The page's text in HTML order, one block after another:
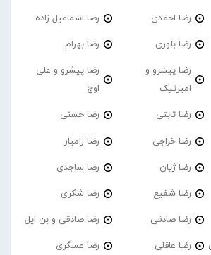
رضا احمدی رضا اسماعیل زاده
رضا بلوری رضا بهرام
رضا پیشرو و
امیرتیک
رضا پیشرو و علی
اوج
رضا ثابتی رضا حسنی
رضا خراجی رضا رامیار
رضا ژیان رضا ساجدی
رضا شفیع رضا شکری
رضا صادقی رضا صادقی و بن ایل
رضا عاقلی رضا عسگری